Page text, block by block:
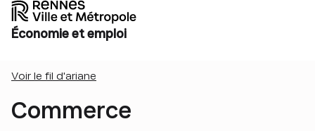
Économie et emploi
Voir le fil d'ariane
Commerce